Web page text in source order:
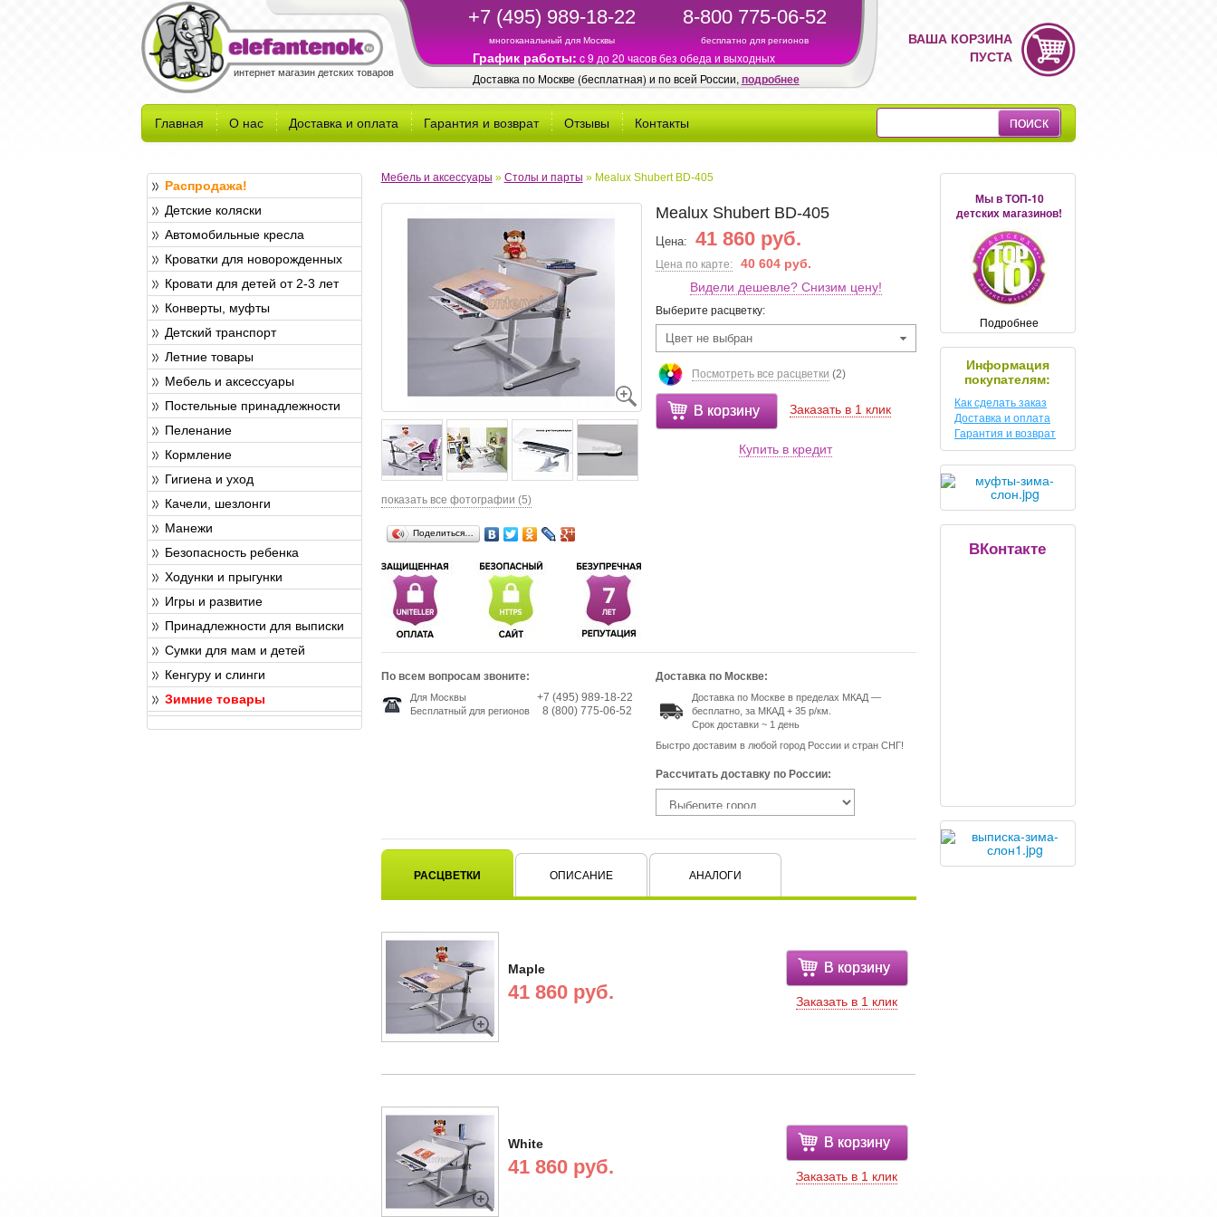
интернет магазин детских товаров
+7 (495) 989-18-22
многоканальный для Москвы
8-800 775-06-52
бесплатно для регионов
График работы: c 9 до 20 часов без обеда и выходных
Доставка по Москве (бесплатная) и по всей России, подробнее
ВАША КОРЗИНА
ПУСТА
Главная О нас Доставка и оплата Гарантия и возврат Отзывы Контакты
Распродажа!
Детские коляски
Автомобильные кресла
Кроватки для новорожденных
Кровати для детей от 2-3 лет
Конверты, муфты
Детский транспорт
Летние товары
Мебель и аксессуары
Постельные принадлежности
Пеленание
Кормление
Гигиена и уход
Качели, шезлонги
Манежи
Безопасность ребенка
Ходунки и прыгунки
Игры и развитие
Принадлежности для выписки
Сумки для мам и детей
Кенгуру и слинги
Зимние товары
Мебель и аксессуары » Столы и парты » Mealux Shubert BD-405
показать все фотографии (5)
Поделиться…
Mealux Shubert BD-405
Цена: 41 860 руб.
Цена по карте:
40 604 руб.
Видели дешевле? Снизим цену!
Выберите расцветку:
Цвет не выбран
Посмотреть все расцветки (2)
В корзину Заказать в 1 клик
Купить в кредит
По всем вопросам звоните:
Для Москвы
Бесплатный для регионов
+7 (495) 989-18-22
8 (800) 775-06-52
Доставка по Москве:
Доставка по Москве в пределах МКАД —
бесплатно, за МКАД + 35 р/км.
Срок доставки ~ 1 день
Быстро доставим в любой город России и стран СНГ!
Рассчитать доставку по России:
РАСЦВЕТКИ ОПИСАНИЕ АНАЛОГИ
Maple
41 860 руб.
В корзину
Заказать в 1 клик
White
41 860 руб.
В корзину
Заказать в 1 клик
Мы в ТОП-10
детских магазинов!
Подробнее
Информация
покупателям:
Как сделать заказ
Доставка и оплата
Гарантия и возврат
ВКонтакте